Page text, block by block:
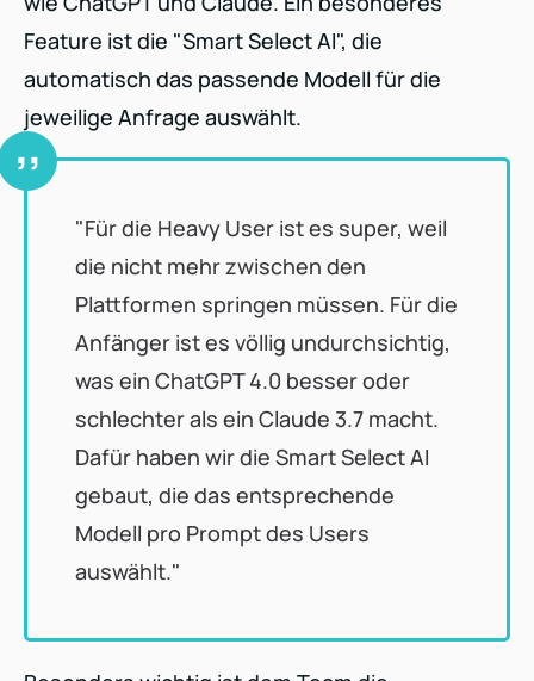
Feature ist die "Smart Select AI", die
automatisch das passende Modell für die
jeweilige Anfrage auswählt.
"Für die Heavy User ist es super, weil
die nicht mehr zwischen den
Plattformen springen müssen. Für die
Anfänger ist es völlig undurchsichtig,
was ein ChatGPT 4.0 besser oder
schlechter als ein Claude 3.7 macht.
Dafür haben wir die Smart Select AI
gebaut, die das entsprechende
Modell pro Prompt des Users
auswählt."